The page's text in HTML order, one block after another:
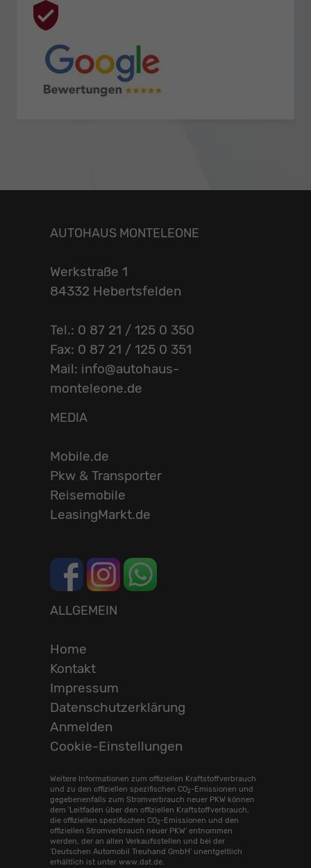
AUTOHAUS MONTELEONE
Werkstraße 1
84332 Hebertsfelden
Tel.: 0 87 21 / 125 0 350
Fax: 0 87 21 / 125 0 351
Mail: info@autohaus-
monteleone.de
MEDIA
Mobile.de
Pkw & Transporter
Reisemobile
LeasingMarkt.de
ALLGEMEIN
Home
Kontakt
Impressum
Datenschutzerklärung
Anmelden
Cookie-Einstellungen
Weitere Informationen zum offiziellen Kraftstoffverbrauch
und zu den offiziellen spezifischen CO2 -Emissionen und
gegebenenfalls zum Stromverbrauch neuer PKW können
dem 'Leitfaden über den offiziellen Kraftstoffverbrauch,
die offiziellen spezifischen CO2 -Emissionen und den
offiziellen Stromverbrauch neuer PKW' entnommen
werden, der an allen Verkaufsstellen und bei der
'Deutschen Automobil Treuhand GmbH' unentgeltlich
erhältlich ist unter www.dat.de.